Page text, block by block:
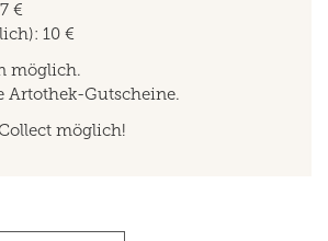
€
10 €
möglich.
Artothek-Gutscheine.
möglich!